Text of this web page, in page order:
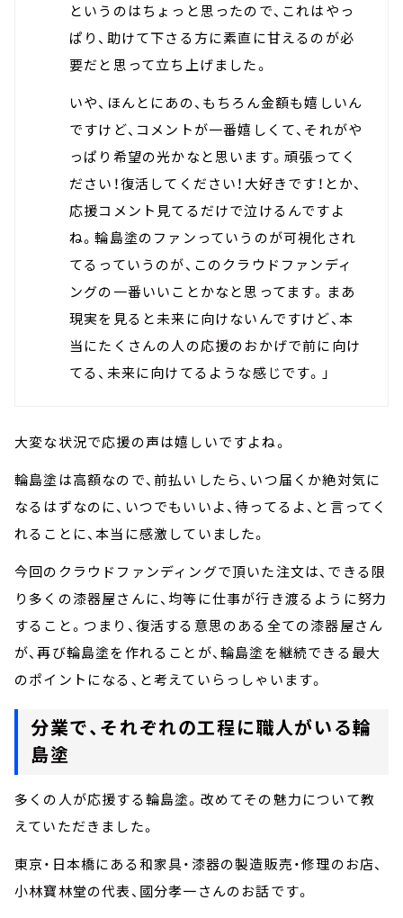
というのはちょっと思ったので、これはやっ
ぱり、助けて下さる方に素直に甘えるのが必
要だと思って立ち上げました。
いや、ほんとにあの、もちろん金額も嬉しいん
ですけど、コメントが一番嬉しくて、それがや
っぱり希望の光かなと思います。頑張ってく
ださい！復活してください！大好きです！とか、
応援コメント見てるだけで泣けるんですよ
ね。輪島塗のファンっていうのが可視化され
てるっていうのが、このクラウドファンディ
ングの一番いいことかなと思ってます。まあ
現実を見ると未来に向けないんですけど、本
当にたくさんの人の応援のおかげで前に向け
てる、未来に向けてるような感じです。」
大変な状況で応援の声は嬉しいですよね。
輪島塗は高額なので、前払いしたら、いつ届くか絶対気に
なるはずなのに、いつでもいいよ、待ってるよ、と言ってく
れることに、本当に感激していました。
今回のクラウドファンディングで頂いた注文は、できる限
り多くの漆器屋さんに、均等に仕事が行き渡るように努力
すること。つまり、復活する意思のある全ての漆器屋さん
が、再び輪島塗を作れることが、輪島塗を継続できる最大
のポイントになる、と考えていらっしゃいます。
分業で、それぞれの工程に職人がいる輪
島塗
多くの人が応援する輪島塗。改めてその魅力について教
えていただきました。
東京・日本橋にある和家具・漆器の製造販売・修理のお店、
小林寶林堂の代表、國分孝一さんのお話です。